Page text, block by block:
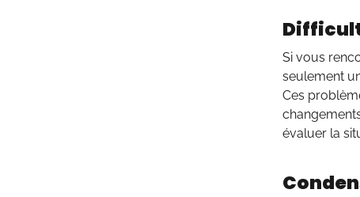
Si vous
seulement
Ces
évaluer la